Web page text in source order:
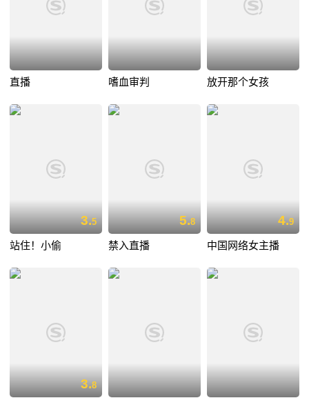
直播 嗜血审判 放开那个女孩
3.5
站住！小偷
5.8
禁入直播
4.9
中国网络女主播
3.8